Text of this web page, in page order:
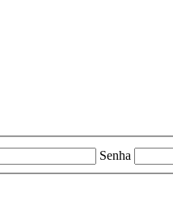
Senha